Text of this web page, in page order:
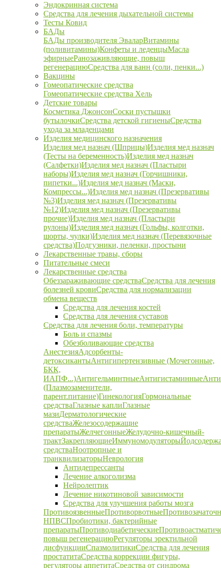
Эндокринная система
Средства для лечения дыхательной системы
Тесты Ковид
БАДы
БАДы производителя ЭваларВитамины
(поливитамины)Конфеты и леденцыМасла
эфирныеРанозаживляющие, повыш
регенерациюСредства для ванн (соли, пенки...)
Вакцины
Гомеопатические средства
Гомеопатические средства Хель
Детские товары
Косметика ДжонсонСоски пустышки
бутылочкиСредства детской гигиеныСредства
ухода за младенцами
Изделия медицинского назначения
Изделия мед назнач (Шприцы)Изделия мед назнач
(Тесты на беременность)Изделия мед назнач
(Салфетки)Изделия мед назнач (Пластыри
наборы)Изделия мед назнач (Горчишники,
пипетки...)Изделия мед назнач (Маски,
Компрессы...)Изделия мед назнач (Презервативы
№3)Изделия мед назнач (Презервативы
№12)Изделия мед назнач (Презервативы
прочие)Изделия мед назнач (Пластыри
рулоны)Изделия мед назнач (Гольфы, колготки,
шорты, чулки)Изделия мед назнач (Перевязочные
средства)Подгузники, пеленки, простыни
Лекарственные травы, сборы
Питательные смеси
Лекарственные средства
Обеззараживающие средстваСредства для лечения
болезней кровиСредства для нормализации
обмена веществ
Средства для лечения костей
Средства для лечения суставов
Средства для лечения боли, температуры
Боль и спазмы
Обезболивающие средства
АнестезияАдсорбенты-
детоксикантыАнтигипертензивные (Мочегонные,
БКК,
ИАПФ...)АнтигельминтныеАнтигистаминные
(Плазмозаменители,
парент.питание)ГинекологияГормональные
средстваГлазные каплиГлазные
мазиДерматологические
средстваЖелезосодержащие
препаратыЖелчегонныеЖелудочно-кишечный-
трактЗакрепляющиеИммуномодуляторы
средстваНоотропные и
транквилизаторыНеврология
Антидепрессанты
Лечение алкоголизма
Нейролептик
Лечение никотиновой зависимости
Средства для улучшения работы мозга
ПротивоязвенныеПротиворвотные
НПВСПробиотики, бактерийные
препаратыПротиводиабетические
повыш регенерациюРегуляторы эректильной
дисфункцииСпазмолитикиСредства для лечения
простатитаСредства коррекции фигуры,
регуляторы аппетитаСредства от синдрома